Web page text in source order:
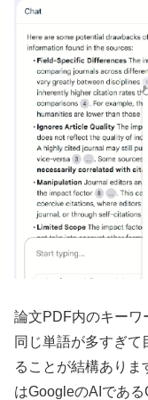
論文PDF内のキーワ
同じ単語が多すぎ
ることが結構あり
はGoogleのAIであ